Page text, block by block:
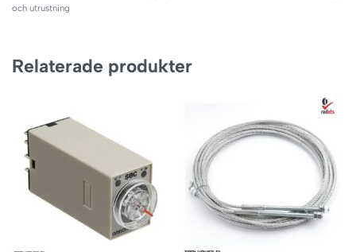
och utrustning
Relaterade produkter